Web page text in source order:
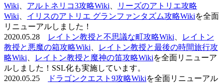
Wiki
アルトネリコ3攻略Wiki
リーズのアトリエ攻略
Wiki
イリスのアトリエ グランファンタズム攻略Wikiを全面
リニューアルしました！
2020.05.28
レイトン教授と不思議な町攻略Wiki
レイトン
教授と悪魔の箱攻略Wiki
レイトン教授と最後の時間旅行攻
略Wiki
レイトン教授と魔神の笛攻略Wikiを全面リニューア
ルしました！SSL化も実施しています。
2020.05.25
ドラゴンクエスト9攻略Wikiを全面リニューアル